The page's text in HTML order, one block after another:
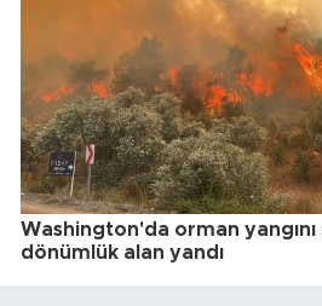
Washington'da orman yangını
dönümlük alan yandı